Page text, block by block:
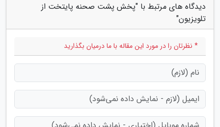
دیدگاه های مرتبط با "پخش پشت صحنه پایتخت از
تلویزیون"
* نظرتان را در مورد این مقاله با ما درمیان بگذارید